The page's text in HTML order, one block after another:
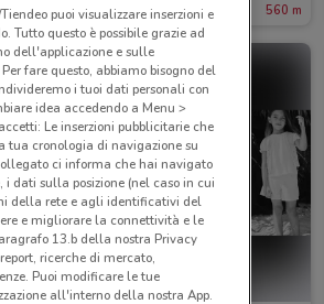
453 m Scade il 22/09 560 m
puoi visualizzare inserzioni e
Tutto questo è possibile grazie ad
dell'applicazione e sulle
fare questo, abbiamo bisogno del
i tuoi dati personali con
idea accedendo a Menu >
Le inserzioni pubblicitarie che
cronologia di navigazione su
ci informa che hai navigato
dati sulla posizione (nel caso in cui
della rete e agli identificativi del
e migliorare la connettività e le
13.b della nostra Privacy
ricerche di mercato,
Puoi modificare le tue
all'interno della nostra App.